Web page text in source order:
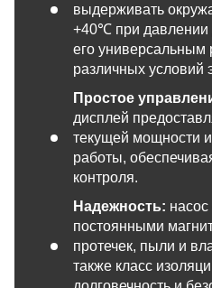
выдерживать
+40℃ при давлении
его
различных условий
Простое
дисплей
текущей мощности
работы,
контроля.
Надежность:
постоянными
протечек, пыли и
также класс